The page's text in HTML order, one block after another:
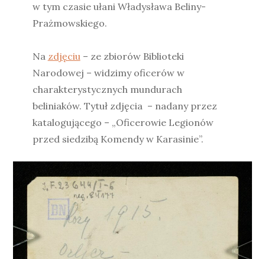
w tym czasie ułani Władysława Beliny-
Prażmowskiego.
Na zdjęciu– ze zbiorów Biblioteki
Narodowej – widzimy oficerów w
charakterystycznych mundurach
beliniaków. Tytuł zdjęcia – nadany przez
katalogującego – „Oficerowie Legionów
przed siedzibą Komendy w Karasinie”.